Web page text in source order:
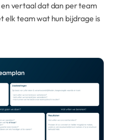
vertaal dat dan per team
elk team wat hun bijdrage is